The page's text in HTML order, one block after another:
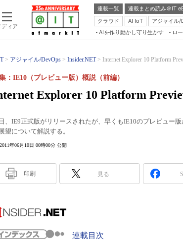
ディア
連載一覧 連載まとめ読み＠IT
クラウド
AI IoT アジャイル/
AIを作り動かし守り生かす ロ
アジャイル/DevOps Insider.NET Internet Explorer 10 Platform
Explorer 10 Platform
：IE10（プレビュー版）概説（前編）
、IE9正式版がリリースされたが、早くもIE10のプレビュー
望について解説する。
2011年06月10日 00時00分 公開
印刷 見る
連載目次